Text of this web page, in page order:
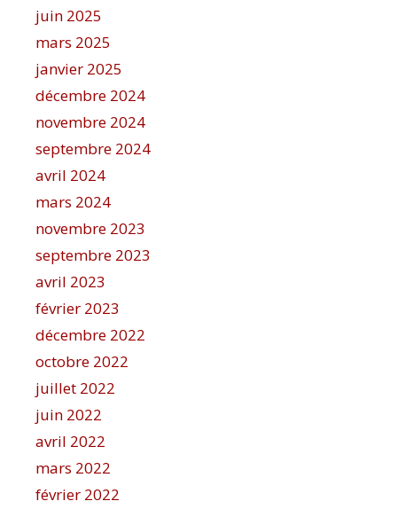
juin 2025
mars 2025
janvier 2025
décembre 2024
novembre 2024
septembre 2024
avril 2024
mars 2024
novembre 2023
septembre 2023
avril 2023
février 2023
décembre 2022
octobre 2022
juillet 2022
juin 2022
avril 2022
mars 2022
février 2022